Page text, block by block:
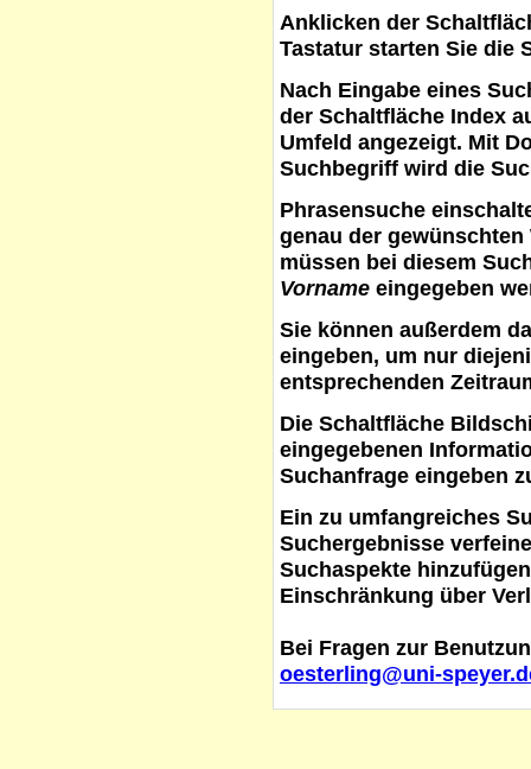
Anklicken der
Tastatur starten Sie die
Nach Eingabe eines
der Schaltfläche Index
Umfeld angezeigt. Mit
Suchbegriff wird die
Phrasensuche
genau der
müssen bei diesem
Vorname eingegeben
Sie können außerdem
eingeben, um nur
entsprechenden
Die Schaltfläche
eingegebenen
Suchanfrage eingeben
Ein zu umfangreiches
Suchergebnisse
Suchaspekte
Einschränkung über
Bei Fragen zur
oesterling@uni-